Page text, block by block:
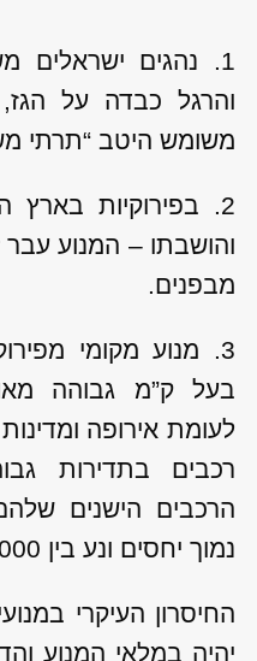
1. נהגים
והרגל כבדה על
משומש היטב “תרתי
2. בפירוקיות
והושבתו – המנוע עבר
מבפנים.
3. מנוע מקומי
לעומת אירופה
רכבים בתדירות
הרכבים הישנים
נמוך יחסים ונע בין 40,000-80,000 ק”מ.
החיסרון העיקרי
יהיה במלאי המנוע